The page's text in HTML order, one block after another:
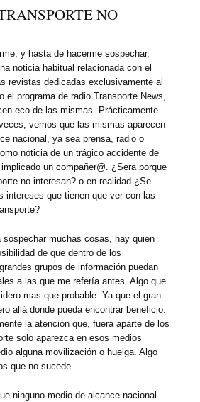
NO
y hasta de hacerme sospechar,
noticia habitual relacionada con el
revistas dedicadas exclusivamente al
el programa de radio Transporte News,
eco de las mismas. Prácticamente
vemos que las mismas aparecen
nacional, ya sea prensa, radio o
noticia de un trágico accidente de
un compañer@. ¿Sera porque
no interesan? o en realidad ¿Se
intereses que tienen que ver con las
sospechar muchas cosas, hay quien
de que dentro de los
grupos de información puedan
a las que me refería antes. Algo que
mas que probable. Ya que el gran
allá donde pueda encontrar beneficio.
la atención que, fuera aparte de los
solo aparezca en esos medios
alguna movilización o huelga. Algo
que no sucede.
ninguno medio de alcance nacional